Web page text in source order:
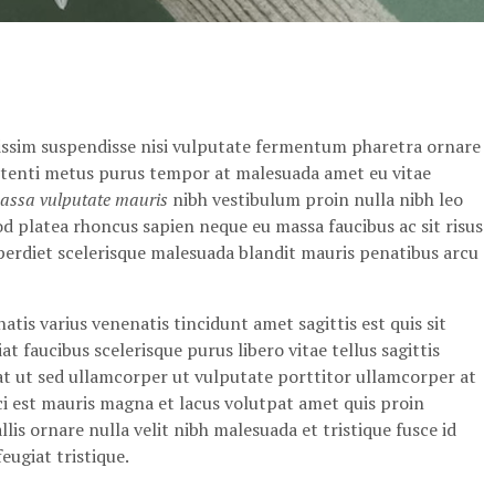
suspendisse nisi vulputate fermentum pharetra ornare
metus purus tempor at malesuada amet eu vitae
vulputate mauris nibh vestibulum proin nulla nibh leo
platea rhoncus sapien neque eu massa faucibus ac sit risus
scelerisque malesuada blandit mauris penatibus arcu
varius venenatis tincidunt amet sagittis est quis sit
faucibus scelerisque purus libero vitae tellus sagittis
ut sed ullamcorper ut vulputate porttitor ullamcorper at
est mauris magna et lacus volutpat amet quis proin
ornare nulla velit nibh malesuada et tristique fusce id
tristique.